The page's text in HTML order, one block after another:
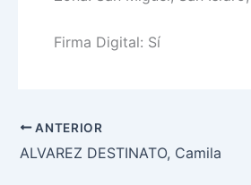
Firma Digital: Sí
ANTERIOR
ALVAREZ DESTINATO, Camila